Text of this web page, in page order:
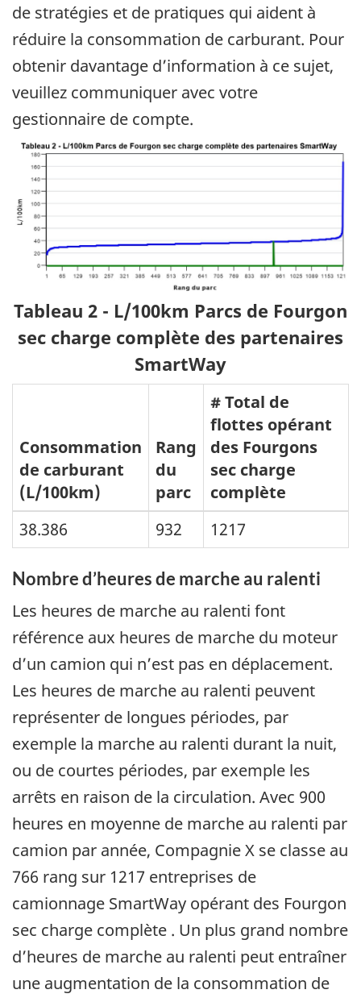
de stratégies et de pratiques qui aident à
réduire la consommation de carburant. Pour
obtenir davantage d’information à ce sujet,
veuillez communiquer avec votre
gestionnaire de compte.
Tableau 2 - L/100km Parcs de Fourgon
sec charge complète des partenaires
SmartWay
Consommation
de carburant
(L/100km)
Rang
du
parc
# Total de
flottes opérant
des Fourgons
sec charge
complète
38.386
932 1217
Nombre d’heures de marche au ralenti
Les heures de marche au ralenti font
référence aux heures de marche du moteur
d’un camion qui n’est pas en déplacement.
Les heures de marche au ralenti peuvent
représenter de longues périodes, par
exemple la marche au ralenti durant la nuit,
ou de courtes périodes, par exemple les
arrêts en raison de la circulation. Avec 900
heures en moyenne de marche au ralenti par
camion par année, Compagnie X se classe au
766 rang sur 1217 entreprises de
camionnage SmartWay opérant des Fourgon
sec charge complète . Un plus grand nombre
d’heures de marche au ralenti peut entraîner
une augmentation de la consommation de